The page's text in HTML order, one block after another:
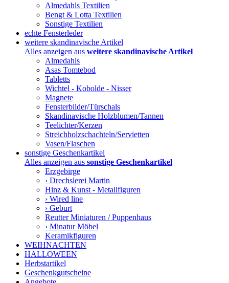
Almedahls Textilien
Bengt & Lotta Textilien
Sonstige Textilien
echte Fensterleder
weitere skandinavische Artikel
Alles anzeigen aus weitere skandinavische Artikel
Almedahls
Asas Tomtebod
Tabletts
Wichtel - Kobolde - Nisser
Magnete
Fensterbilder/Türschals
Skandinavische Holzblumen/Tannen
Teelichter/Kerzen
Streichholzschachteln/Servietten
Vasen/Flaschen
sonstige Geschenkartikel
Alles anzeigen aus sonstige Geschenkartikel
Erzgebirge
› Drechslerei Martin
Hinz & Kunst - Metallfiguren
› Wired line
› Geburt
Reutter Miniaturen / Puppenhaus
› Minatur Möbel
Keramikfiguren
WEIHNACHTEN
HALLOWEEN
Herbstartikel
Geschenkgutscheine